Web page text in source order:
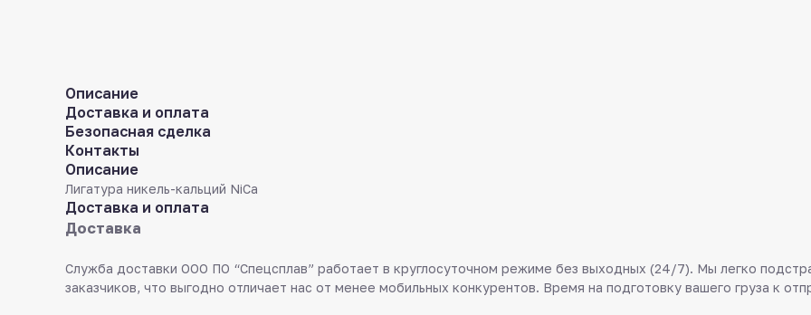
Описание
Доставка и оплата
Безопасная сделка
Контакты
Описание
Лигатура никель-кальций NiCa
Доставка и оплата
Доставка
Служба доставки ООО ПО “Спецсплав” работает в круглосуточном режиме без выходных (24/7). Мы легко
заказчиков, что выгодно отличает нас от менее мобильных конкурентов. Время на подготовку вашего груза к